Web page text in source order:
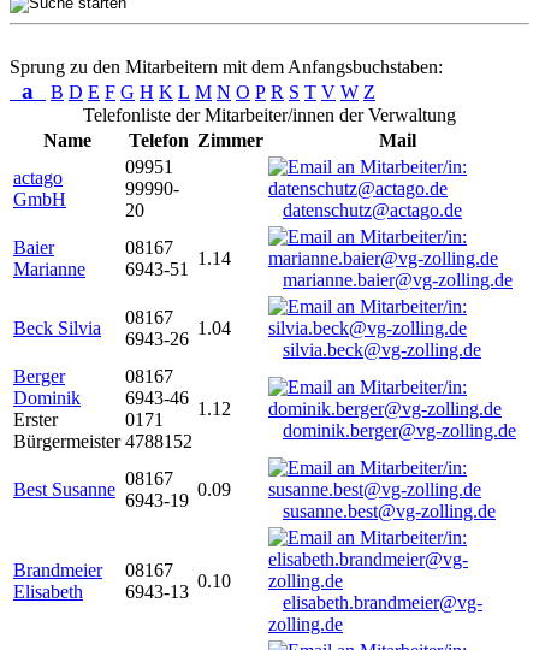
Sprung zu den Mitarbeitern mit dem Anfangsbuchstaben:
a B D E F G H K L M N O P R S T V W Z
Telefonliste der Mitarbeiter/innen der Verwaltung
Name
Telefon Zimmer
Mail
actago
GmbH
09951
99990-
20
datenschutz@actago.de
Baier
Marianne
08167
6943-51
1.14
marianne.baier@vg-zolling.de
Beck Silvia
08167
6943-26
1.04
silvia.beck@vg-zolling.de
Berger
Dominik
Erster
Bürgermeister
08167
6943-46
0171
4788152
1.12
dominik.berger@vg-zolling.de
Best Susanne
08167
6943-19
0.09
susanne.best@vg-zolling.de
Brandmeier
Elisabeth
08167
6943-13
0.10
elisabeth.brandmeier@vg-
zolling.de